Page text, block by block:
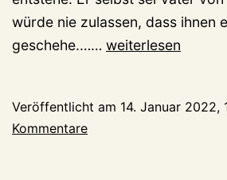
würde nie zulassen, dass ihnen
geschehe.…… Orden
Graefenthal-
weiterlesen
Veröffentlicht am 14. Januar 2022,
Kommentare